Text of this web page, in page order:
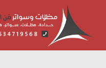
المحتوى